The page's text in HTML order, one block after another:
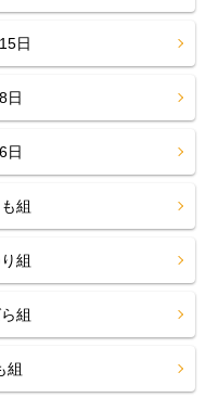
日
日
日
組
組
組
組